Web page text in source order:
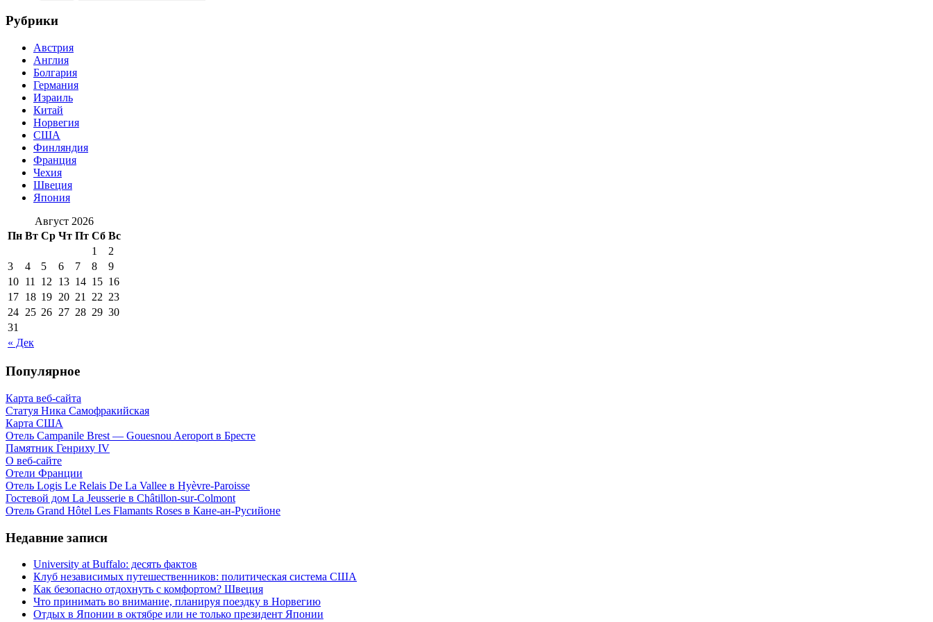
Рубрики
Австрия
Англия
Болгария
Германия
Израиль
Китай
Норвегия
США
Финляндия
Франция
Чехия
Швеция
Япония
Август 2026
Пн Вт Ср Чт Пт Сб Вс
« Дек
1
2
3
4 5 6 7 8
9
10 11 12 13 14 15 16
17 18 19 20 21 22 23
24 25 26 27 28 29 30
31
Популярное
Карта веб-сайта
Статуя Ника Самофракийская
Карта США
Отель Campanile Brest — Gouesnou Aeroport в Бресте
Памятник Генриху IV
О веб-сайте
Отели Франции
Отель Logis Le Relais De La Vallee в Hyèvre-Paroisse
Гостевой дом La Jeusserie в Châtillon-sur-Colmont
Отель Grand Hôtel Les Flamants Roses в Кане-ан-Русийоне
Недавние записи
University at Buffalo: десять фактов
Клуб независимых путешественников: политическая система США
Как безопасно отдохнуть с комфортом? Швеция
Что принимать во внимание, планируя поездку в Норвегию
Отдых в Японии в октябре или не только президент Японии